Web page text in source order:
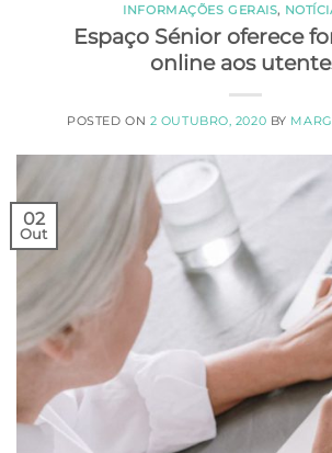
INFORMAÇÕES GERAIS,
Espaço Sénior oferece
online aos
POSTED ON 2 OUTUBRO, 2020 BY
02
Out